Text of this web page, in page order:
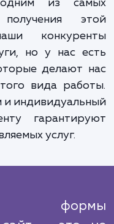
Активность в
привлечь
ваше
Это также
вовлеченность,
аудитории, и
одним из